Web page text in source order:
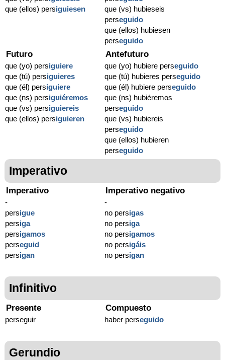
que (ellos) persiguiesen
que (vs) hubieseis
perseguido
que (ellos) hubiesen
perseguido
Futuro
que (yo) persiguiere
que (tú) persiguieres
que (él) persiguiere
que (ns) persiguiéremos
que (vs) persiguiereis
que (ellos) persiguieren
Antefuturo
que (yo) hubiere perseguido
que (tú) hubieres perseguido
que (él) hubiere perseguido
que (ns) hubiéremos
perseguido
que (vs) hubiereis
perseguido
que (ellos) hubieren
perseguido
Imperativo
Imperativo
-
persigue
persiga
persigamos
perseguid
persigan
Imperativo negativo
-
no persigas
no persiga
no persigamos
no persigáis
no persigan
Infinitivo
Presente
perseguir
Compuesto
haber perseguido
Gerundio